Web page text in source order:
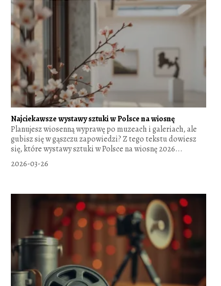
Najciekawsze wystawy sztuki w Polsce na wiosnę
Planujesz wiosenną wyprawę po muzeach i galeriach, ale
gubisz się w gąszczu zapowiedzi? Z tego tekstu dowiesz
się, które wystawy sztuki w Polsce na wiosnę 2026...
2026-03-26